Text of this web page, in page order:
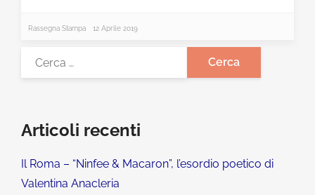
Rassegna Stampa 12 Aprile 2019
Articoli recenti
Il Roma – “Ninfee & Macaron”, l’esordio poetico di
Valentina Anacleria